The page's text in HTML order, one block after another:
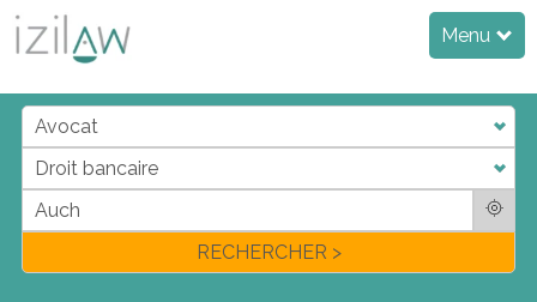
Menu
jdadi
fl
RECHERCHER >